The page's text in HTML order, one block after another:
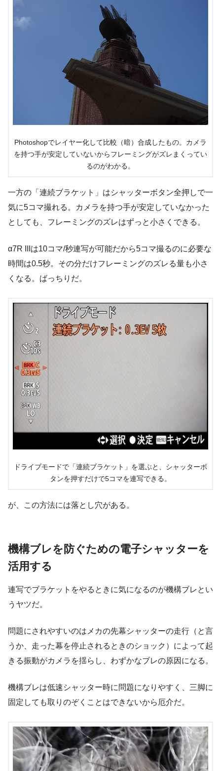
Photoshopでレイヤー化して比較（暗）合成したもの。カメラ
を持つ手が安定していないからフレーミングがズレまくってい
るのがわかる。
一方の「連続ブラケット」はシャッターボタン全押しで一
気に5コマ撮れる。カメラを持つ手が安定していなかった
としても、フレーミングのズレはずっと小さくできる。
α7R IIIは10コマ/秒連写が可能だから5コマ撮るのに必要な
時間は0.5秒。その分だけフレーミングのズレる量も小さ
くなる。ばっちりだ。
ドライブモードで「連続ブラケット」を選ぶと、シャッターボ
タンを押すだけで5コマを連写できる。
が、この方法には落とし穴がある。
機構ブレを防ぐための電子シャッターを
活用する
連写でブラケットをやるときに気になるのが機構ブレとい
うヤツだ。
問題にされやすいのはメカの先幕シャッターの走行（と言
うか、走った幕を停止されるときのショック）によって起
きる振動がカメラを揺らし、わずかなブレの原因になる。
機構ブレは低速シャッター時に問題になりやすく、三脚に
固定しても取りのぞくことはできないから厄介だ。